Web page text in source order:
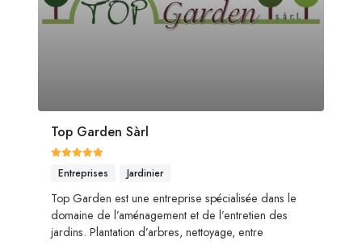
Top Garden Sàrl
Entreprises Jardinier
Top Garden est une entreprise spécialisée dans le
domaine de l’aménagement et de l’entretien des
jardins. ​​​​​​​Plantation d’arbres, nettoyage, entre